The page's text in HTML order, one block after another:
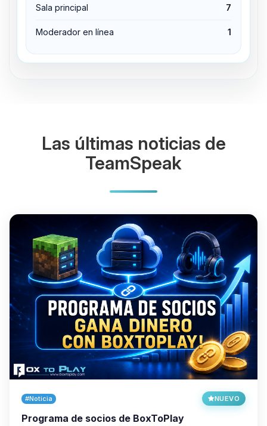
Sala principal 7
Moderador en línea 1
Las últimas noticias de
TeamSpeak
#Noticia NUEVO
Programa de socios de BoxToPlay